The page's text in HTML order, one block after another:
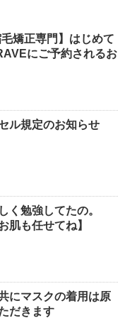
毛矯正専門】はじめて
にご予約されるお
ル規定のお知らせ
く勉強してたの。
肌も任せてね】
にマスクの着用は原
だきます